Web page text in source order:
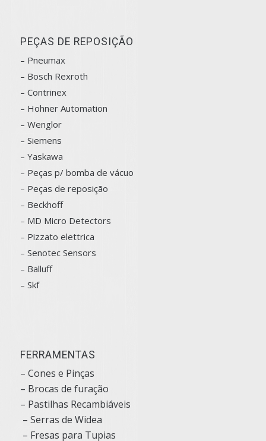
PEÇAS DE REPOSIÇÃO
– Pneumax
– Bosch Rexroth
– Contrinex
– Hohner Automation
– Wenglor
– Siemens
– Yaskawa
– Peças p/ bomba de vácuo
– Peças de reposição
– Beckhoff
– MD Micro Detectors
– Pizzato elettrica
– Senotec Sensors
– Balluff
– Skf
FERRAMENTAS
– Cones e Pinças
– Brocas de furação
– Pastilhas Recambiáveis
– Serras de Widea
– Fresas para Tupias